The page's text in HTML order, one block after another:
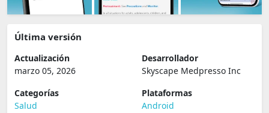
Última versión
Actualización
marzo 05, 2026
Desarrollador
Skyscape Medpresso Inc
Categorías
Salud
Plataformas
Android